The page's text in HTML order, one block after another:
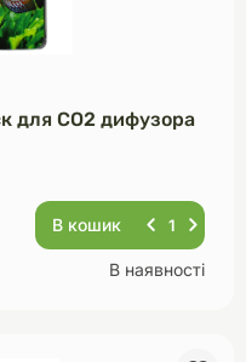
для CO2 дифузора
В кошик
В наявності